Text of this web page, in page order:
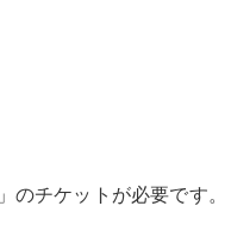
チケットが必要です。